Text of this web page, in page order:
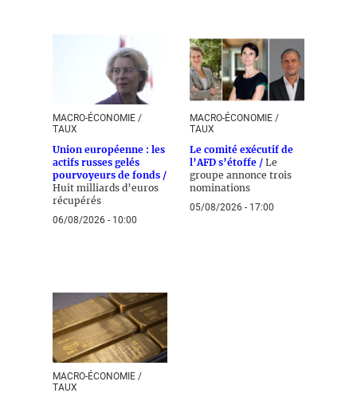
MACRO-ÉCONOMIE /
TAUX
Union européenne : les
actifs russes gelés
pourvoyeurs de fonds /
Huit milliards d’euros
récupérés
06/08/2026 - 10:00
MACRO-ÉCONOMIE /
TAUX
Le comité exécutif de
l’AFD s’étoffe / Le
groupe annonce trois
nominations
05/08/2026 - 17:00
MACRO-ÉCONOMIE /
TAUX